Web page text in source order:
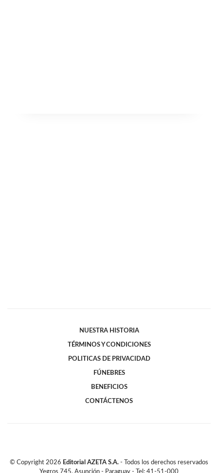
NUESTRA HISTORIA
TÉRMINOS Y CONDICIONES
POLITICAS DE PRIVACIDAD
FÚNEBRES
BENEFICIOS
CONTÁCTENOS
© Copyright 2026 Editorial AZETA S.A. - Todos los derechos reservados
Yegros 745, Asunción - Paraguay - Tel: 41-51-000